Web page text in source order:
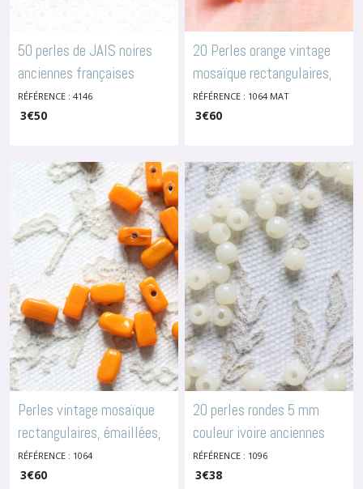
50 perles de JAIS noires
anciennes françaises
diamètre 6 mm, 4146
-Perles En Céramique Ou Verre
RÉFÉRENCE : 4146
3€50
20 Perles orange vintage
mosaïque rectangulaires,
MAT, 1064-Perles En
Céramique Ou Verre
RÉFÉRENCE : 1064 MAT
3€60
Perles vintage mosaïque
rectangulaires, émaillées,
1064-Perles En Céramique Ou
Verre
RÉFÉRENCE : 1064
3€60
20 perles rondes 5 mm
couleur ivoire anciennes
françaises en verre de
Briare, pour broderie ou
RÉFÉRENCE : 1096
3€38